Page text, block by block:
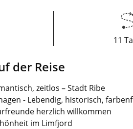
11
der Reise
zeitlos – Stadt Ribe
- Lebendig, historisch,
herzlich willkommen
im Limfjord